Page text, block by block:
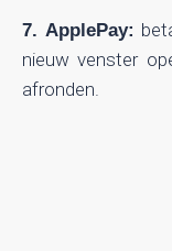
7. ApplePay:
nieuw venster
afronden.